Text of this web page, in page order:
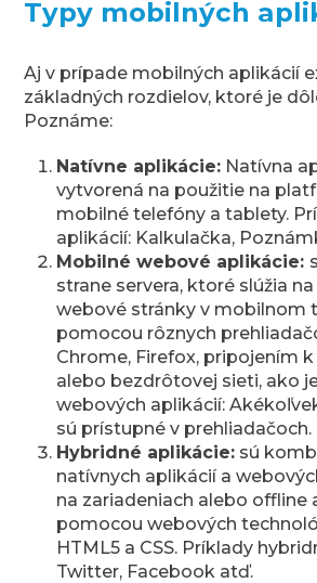
Typy mobilných
Aj v prípade mobilných aplikácií
základných rozdielov, ktoré je
Poznáme:
Natívne aplikácie: Natívna
vytvorená na použitie na
mobilné telefóny a tablety.
aplikácií: Kalkulačka,
Mobilné webové aplikácie:
strane servera, ktoré slúžia
webové stránky v mobilnom
pomocou rôznych
Chrome, Firefox, pripojením
alebo bezdrôtovej sieti, ako
webových aplikácií:
sú prístupné v prehliadačoch.
Hybridné aplikácie: sú
natívnych aplikácií a
na zariadeniach alebo offline
pomocou webových
HTML5 a CSS. Príklady
Twitter, Facebook atď.